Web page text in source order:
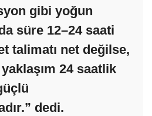
gibi yoğun
süre 12–24 saati
talimatı net değilse,
24 saatlik
dedi.